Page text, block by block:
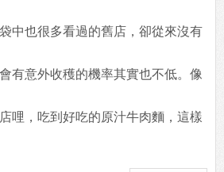
中也很多看過的舊店，卻從來沒有
有意外收穫的機率其實也不低。像
哩，吃到好吃的原汁牛肉麵，這樣